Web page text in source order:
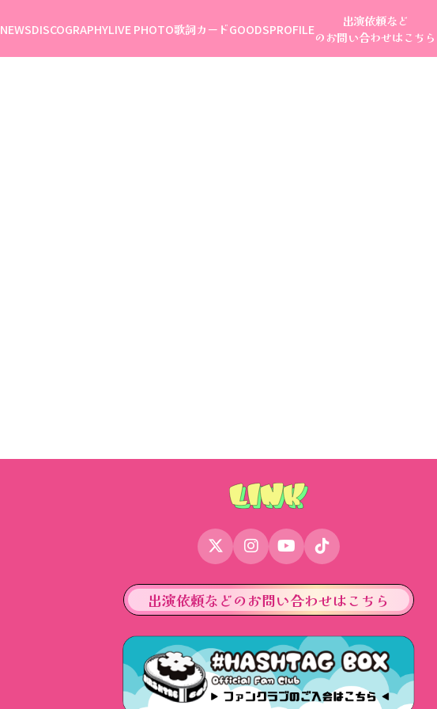
NEWSDISCOGRAPHYLIVE PHOTO歌詞カードGOODSPROFILE
出演依頼など
のお問い合わせはこちら
出演依頼などのお問い合わせはこちら